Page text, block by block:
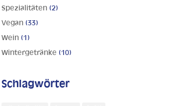
Spezialitäten (2)
Vegan (33)
Wein (1)
Wintergetränke (10)
Schlagwörter